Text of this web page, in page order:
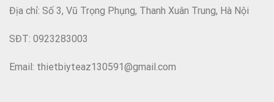
Địa chỉ: Số 3, Vũ Trọng Phụng, Thanh Xuân Trung, Hà Nội
SĐT: 0923283003
Email: thietbiyteaz130591@gmail.com